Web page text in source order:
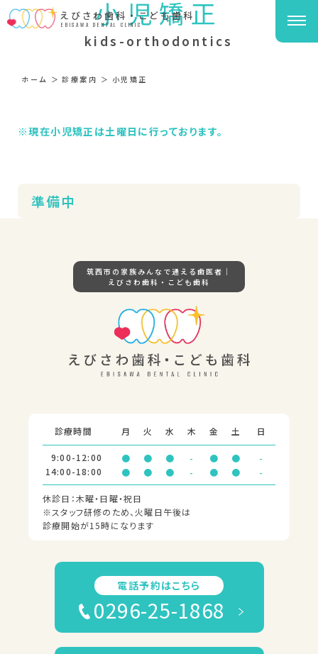
えびさわ歯科・こども歯科
EBISAWA DENTAL CLINIC
小児矯正
kids-orthodontics
ホーム 診療案内 小児矯正
※現在小児矯正は土曜日に行っております。
準備中
筑西市の家族みんなで通える歯医者｜
えびさわ歯科・こども歯科
診療時間 月 火 水 木 金 土 日
9:00-12:00 ● ● ● - ● ●
-
14:00-18:00
● ● ● - ● ● -
休診日：木曜・日曜・祝日
※スタッフ研修のため、火曜日午後は
診療開始が15時になります
電話予約はこちら
0296-25-1868